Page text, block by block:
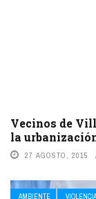
Vecinos de
la
27 AGOSTO, 2015
AMBIENTE